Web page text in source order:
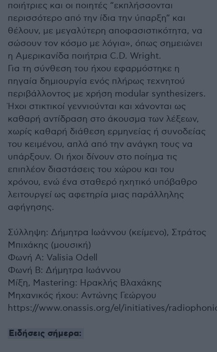
ποιήτριες και οι ποιητές “εκπλήσσονται
περισσότερο από την ίδια την ύπαρξη” και
θέλουν, με μεγαλύτερη αποφασιστικότητα, να
σώσουν τον κόσμο με λόγια», όπως σημειώνει
η Αμερικανίδα ποιήτρια C.D. Wright.
Για τη σύνθεση του ήχου εφαρμόστηκε η
πηγαία δημιουργία ενός πλήρως τεχνητού
περιβάλλοντος με χρήση modular synthesizers.
Ήχοι στικτικοί γεννιούνται και χάνονται ως
καθαρή αντίδραση στο άκουσμα των λέξεων,
χωρίς καθαρή διάθεση ερμηνείας ή συνοδείας
του κειμένου, απλά από την ανάγκη τους να
υπάρξουν. Οι ήχοι δίνουν στο ποίημα τις
επιπλέον διαστάσεις του χώρου και του
χρόνου, ενώ ένα σταθερό ηχητικό υπόβαθρο
λειτουργεί ως αφετηρία μιας παράλληλης
αφήγησης.
Σύλληψη: Δήμητρα Ιωάννου (κείμενο), Στράτος
Μπιχάκης (μουσική)
Φωνή Α: Valisia Odell
Φωνή Β: Δήμητρα Ιωάννου
Μίξη, Mastering: Ηρακλής Βλαχάκης
Μηχανικός ήχου: Αντώνης Γεώργου
https://www.onassis.org/el/initiatives/
Ειδήσεις σήμερα: